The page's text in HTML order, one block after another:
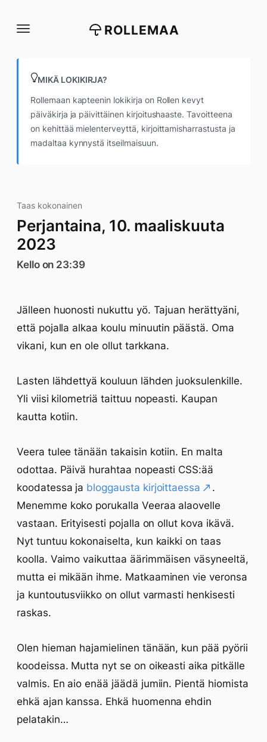
suoraan
ROLLEMAA
MIKÄ LOKIKIRJA?
Rollemaan kapteenin lokikirja on Rollen kevyt
päiväkirja ja päivittäinen kirjoitushaaste. Tavoitteena
on kehittää mielenterveyttä, kirjoittamisharrastusta ja
madaltaa kynnystä itseilmaisuun.
Taas kokonainen
Perjantaina, 10. maaliskuuta
2023
Kello on 23:39
Jälleen huonosti nukuttu yö. Tajuan herättyäni,
että pojalla alkaa koulu minuutin päästä. Oma
vikani, kun en ole ollut tarkkana.
Lasten lähdettyä kouluun lähden juoksulenkille.
Yli viisi kilometriä taittuu nopeasti. Kaupan
kautta kotiin.
Veera tulee tänään takaisin kotiin. En malta
odottaa. Päivä hurahtaa nopeasti CSS:ää
koodatessa ja bloggausta kirjoittaessa
.
Menemme koko porukalla Veeraa alaovelle
vastaan. Erityisesti pojalla on ollut kova ikävä.
Nyt tuntuu kokonaiselta, kun kaikki on taas
koolla. Vaimo vaikuttaa äärimmäisen väsyneeltä,
mutta ei mikään ihme. Matkaaminen vie veronsa
ja kuntoutusviikko on ollut varmasti henkisesti
raskas.
Olen hieman hajamielinen tänään, kun pää pyörii
koodeissa. Mutta nyt se on oikeasti aika pitkälle
valmis. En aio enää jäädä jumiin. Pientä hiomista
ehkä ajan kanssa. Ehkä huomenna ehdin
pelatakin…